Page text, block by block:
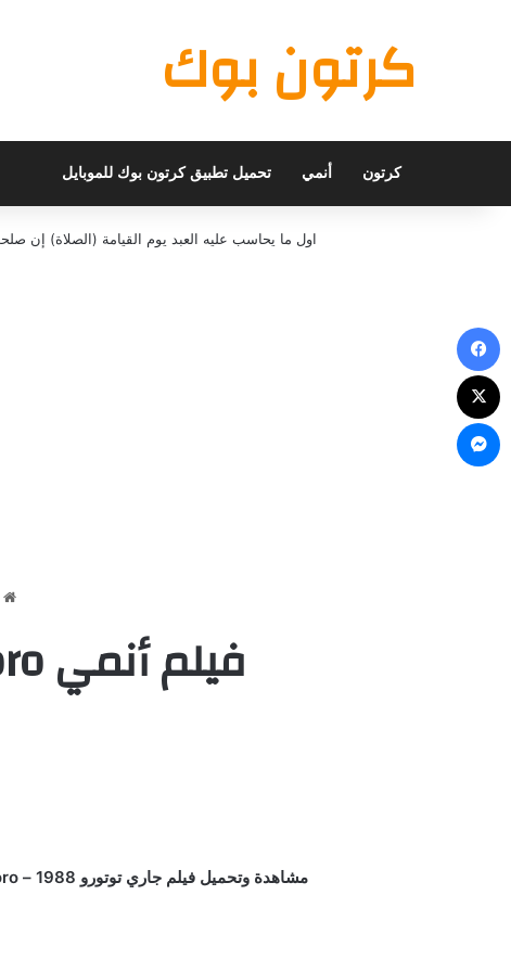
كرتون بوك
كرتون أنمي تحميل تطبيق كرتون بوك للموبايل
اول ما يحاسب عليه العبد يوم القيامة (الصلاة)
فيلم أنمي My Neighbor Totoro مدبلج HD اون لاين
مشاهدة وتحميل فيلم جاري توتورو 1988 – My Neighbor Totoro مدبلج كامل اون لاين يوتيوب بجودة عالية علي اكثر من سيرفر HD أنمي جاري توتورو مدبلج